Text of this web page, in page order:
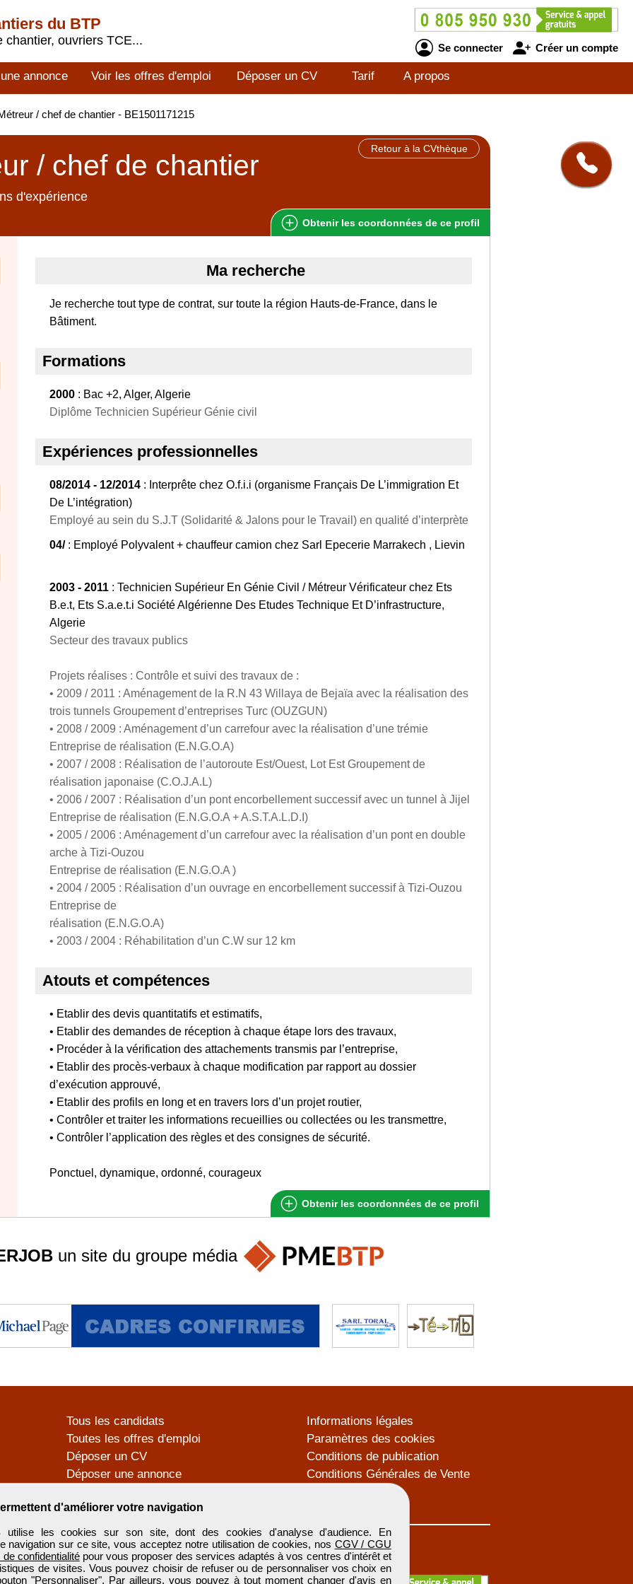
du BTP
chantier, ouvriers TCE...
Se connecter Créer un compte
annonce Voir les offres d'emploi Déposer un CV Tarif A propos
/ chef de chantier - BE1501171215
Retour à la CVthèque
/ chef de chantier
d'expérience
Obtenir les coordonnées de ce profil
Ma recherche
Je recherche tout type de contrat, sur toute la région Hauts-de-France, dans le
Bâtiment.
Formations
2000 : Bac +2, Alger, Algerie
Diplôme Technicien Supérieur Génie civil
Expériences professionnelles
08/2014 - 12/2014 : Interprête chez O.f.i.i (organisme Français De L’immigration Et
De L’intégration)
Employé au sein du S.J.T (Solidarité & Jalons pour le Travail) en qualité d’interprète
04/: Employé Polyvalent + chauffeur camion chez Sarl Epecerie Marrakech , Lievin
2003 - 2011 : Technicien Supérieur En Génie Civil / Métreur Vérificateur chez Ets
B.e.t, Ets S.a.e.t.i Société Algérienne Des Etudes Technique Et D’infrastructure,
Algerie
Secteur des travaux publics
Projets réalises : Contrôle et suivi des travaux de :
• 2009 / 2011 : Aménagement de la R.N 43 Willaya de Bejaïa avec la réalisation des
trois tunnels Groupement d’entreprises Turc (OUZGUN)
• 2008 / 2009 : Aménagement d’un carrefour avec la réalisation d’une trémie
Entreprise de réalisation (E.N.G.O.A)
• 2007 / 2008 : Réalisation de l’autoroute Est/Ouest, Lot Est Groupement de
réalisation japonaise (C.O.J.A.L)
• 2006 / 2007 : Réalisation d’un pont encorbellement successif avec un tunnel à Jijel
Entreprise de réalisation (E.N.G.O.A + A.S.T.A.L.D.I)
• 2005 / 2006 : Aménagement d’un carrefour avec la réalisation d’un pont en double
arche à Tizi-Ouzou
Entreprise de réalisation (E.N.G.O.A )
• 2004 / 2005 : Réalisation d’un ouvrage en encorbellement successif à Tizi-Ouzou
Entreprise de
réalisation (E.N.G.O.A)
• 2003 / 2004 : Réhabilitation d’un C.W sur 12 km
Atouts et compétences
• Etablir des devis quantitatifs et estimatifs,
• Etablir des demandes de réception à chaque étape lors des travaux,
• Procéder à la vérification des attachements transmis par l’entreprise,
• Etablir des procès-verbaux à chaque modification par rapport au dossier
d’exécution approuvé,
• Etablir des profils en long et en travers lors d’un projet routier,
• Contrôler et traiter les informations recueillies ou collectées ou les transmettre,
• Contrôler l’application des règles et des consignes de sécurité.
Ponctuel, dynamique, ordonné, courageux
Obtenir les coordonnées de ce profil
d'améliorer votre navigation
utilise les cookies sur son site, dont des cookies d'analyse d'audience. En
navigation sur ce site, vous acceptez notre utilisation de cookies, nos CGV / CGU
de confidentialitépour vous proposer des services adaptés à vos centres d'intérêt et
de visites. Vous pouvez choisir de refuser ou de personnaliser vos choix en
"Personnaliser". Par ailleurs, vous pouvez à tout moment changer d'avis en
un site du groupe média
Tous les candidats
Toutes les offres d'emploi
Déposer un CV
Déposer une annonce
Informations légales
Paramètres des cookies
Conditions de publication
Conditions Générales de Vente